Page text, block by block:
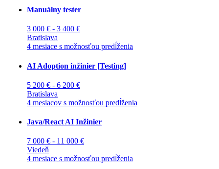
Manuálny tester
3 000 € - 3 400 €
Bratislava
4 mesiace s možnosťou predĺženia
AI Adoption inžinier [Testing]
5 200 € - 6 200 €
Bratislava
4 mesiacov s možnosťou predĺženia
Java/React AI Inžinier
7 000 € - 11 000 €
Viedeň
4 mesiace s možnosťou predĺženia